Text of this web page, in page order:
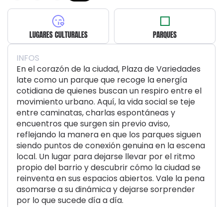
LUGARES CULTURALES PARQUES
INFOS
En el corazón de la ciudad, Plaza de Variedades
late como un parque que recoge la energía
cotidiana de quienes buscan un respiro entre el
movimiento urbano. Aquí, la vida social se teje
entre caminatas, charlas espontáneas y
encuentros que surgen sin previo aviso,
reflejando la manera en que los parques siguen
siendo puntos de conexión genuina en la escena
local. Un lugar para dejarse llevar por el ritmo
propio del barrio y descubrir cómo la ciudad se
reinventa en sus espacios abiertos. Vale la pena
asomarse a su dinámica y dejarse sorprender
por lo que sucede día a día.